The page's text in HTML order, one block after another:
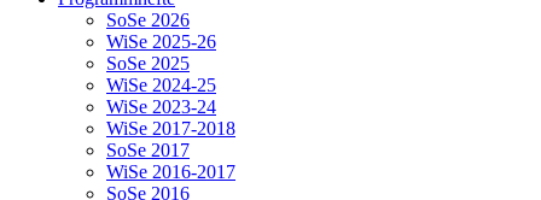
SoSe 2026
WiSe 2025-26
SoSe 2025
WiSe 2024-25
WiSe 2023-24
WiSe 2017-2018
SoSe 2017
WiSe 2016-2017
SoSe 2016